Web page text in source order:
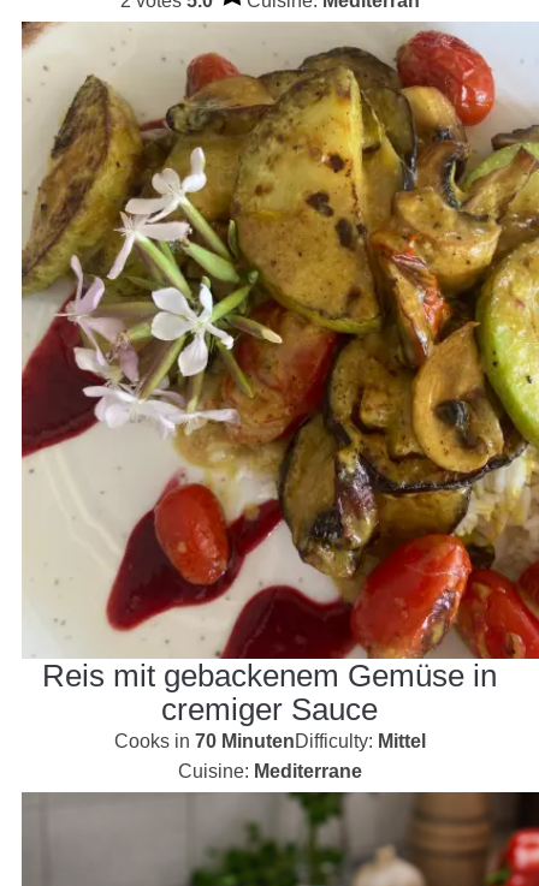
Reis mit gebackenem Gemüse in
cremiger Sauce
Cooks in 70 MinutenDifficulty: Mittel
Cuisine: Mediterrane